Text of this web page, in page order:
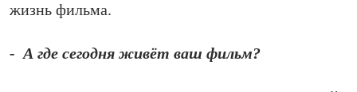
жизнь фильма.
- А где сегодня живёт ваш фильм?